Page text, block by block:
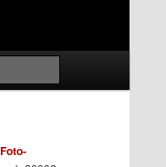
Foto-